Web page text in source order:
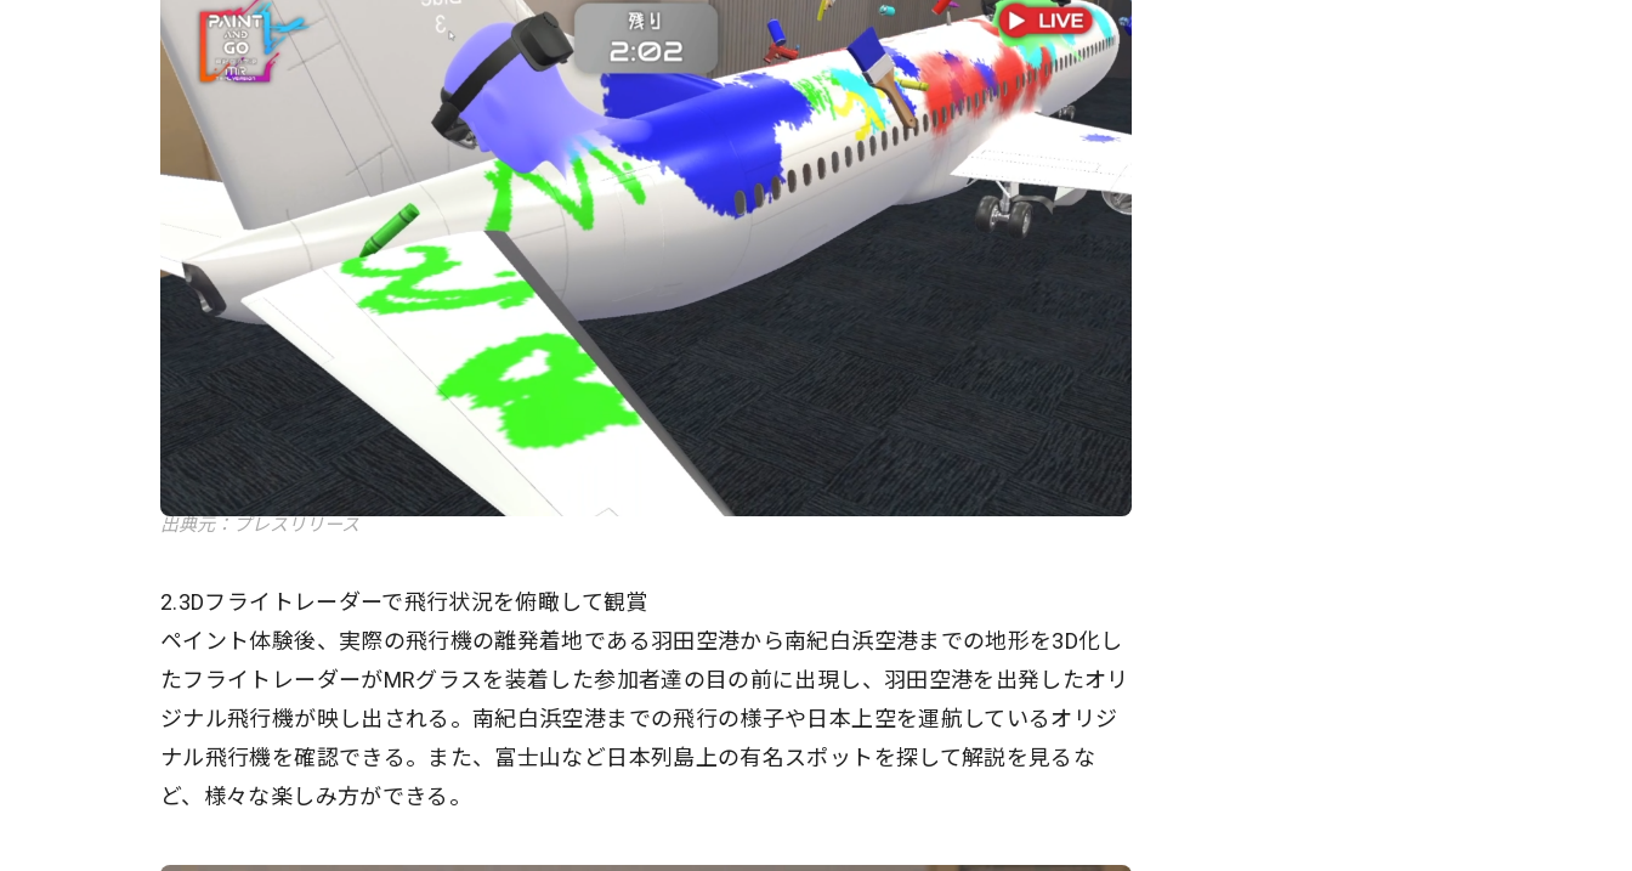
出典元：プレスリリース
2.3Dフライトレーダーで飛行状況を俯瞰して観賞
ペイント体験後、実際の飛行機の離発着地である羽田空港から南紀白浜空港までの地形を3D化し
たフライトレーダーがMRグラスを装着した参加者達の目の前に出現し、羽田空港を出発したオリ
ジナル飛行機が映し出される。南紀白浜空港までの飛行の様子や日本上空を運航しているオリジ
ナル飛行機を確認できる。また、富士山など日本列島上の有名スポットを探して解説を見るな
ど、様々な楽しみ方ができる。